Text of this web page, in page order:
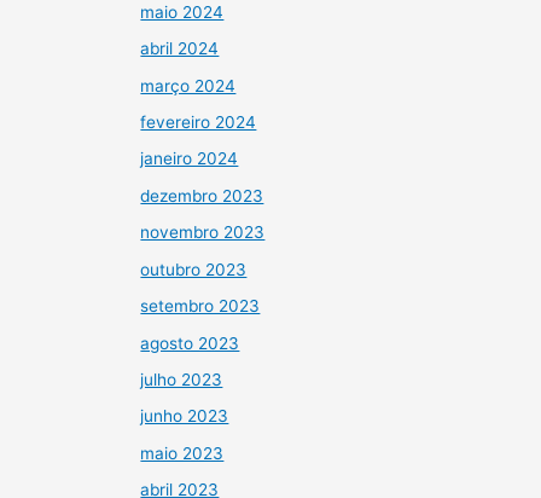
maio 2024
abril 2024
março 2024
fevereiro 2024
janeiro 2024
dezembro 2023
novembro 2023
outubro 2023
setembro 2023
agosto 2023
julho 2023
junho 2023
maio 2023
abril 2023